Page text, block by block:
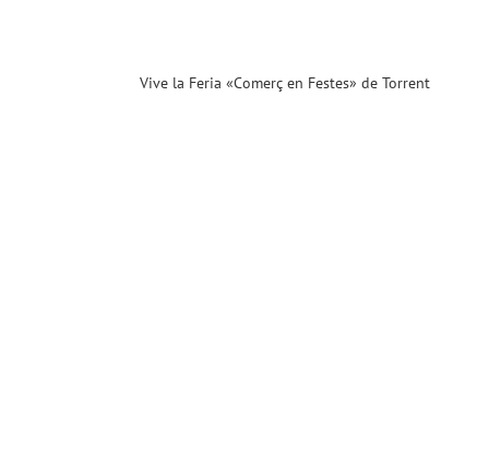
Vive la Feria «Comerç en Festes» de Torrent